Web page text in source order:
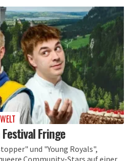
Fringe
und "Young Royals",